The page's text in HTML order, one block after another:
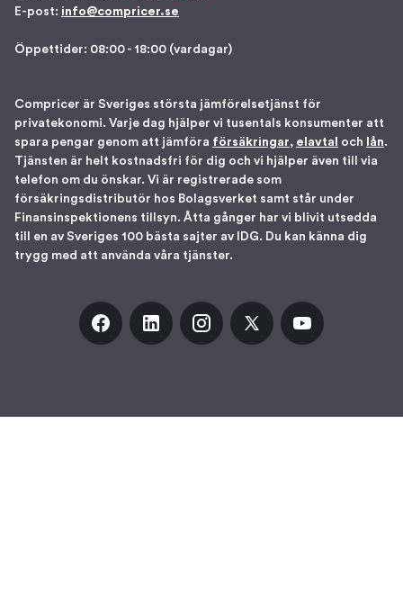
E-post: info@compricer.se
Öppettider: 08:00 - 18:00 (vardagar)
Compricer är Sveriges största jämförelsetjänst för
privatekonomi. Varje dag hjälper vi tusentals konsumenter att
spara pengar genom att jämföra försäkringar, elavtal och lån.
Tjänsten är helt kostnadsfri för dig och vi hjälper även till via
telefon om du önskar. Vi är registrerade som
försäkringsdistributör hos Bolagsverket samt står under
Finansinspektionens tillsyn. Åtta gånger har vi blivit utsedda
till en av Sveriges 100 bästa sajter av IDG. Du kan känna dig
trygg med att använda våra tjänster.